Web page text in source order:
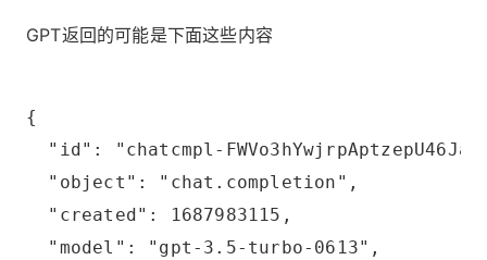
GPT返回的可能是下面这些内容
{
"id": "chatcmpl-
  "object": "chat.completion",
  "created": 1687983115,
  "model": "gpt-3.5-turbo-0613",